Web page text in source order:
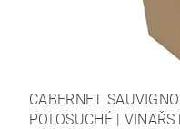
CABERNET
POLOSUCHÉ |